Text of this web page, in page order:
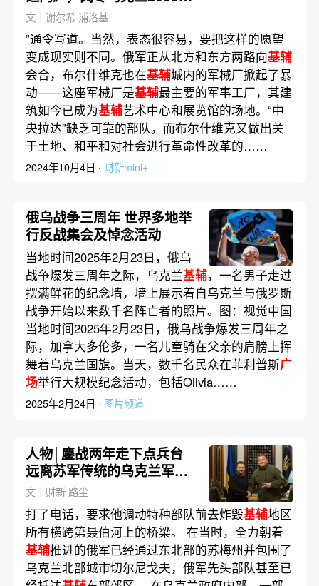
史①
文｜谢尔希·浦洛基
”通令写道。当然，表态很容易，要把这样的愿望
变成现实则不同。俄军正从北方和东方两路向基辅
会合，布尔什维克也在基辅城内的军械厂掀起了暴
动——这座军械厂是基辅最主要的军事工厂，其建
筑如今已成为基辅艺术中心和展览馆的场地。“中
央拉达”缺乏可靠的部队，而布尔什维克又做出关
于土地、和平和对社会进行革命性改革的……
2024年10月4日 · 财新mini+
俄乌战争三周年 世界多地举
行反战集会及悼念活动
当地时间2025年2月23日，俄乌
战争爆发三周年之际，乌克兰基辅，一名男子走过
摆满鲜花的纪念墙，墙上展示着自乌克兰与俄罗斯
战争开始以来数千名阵亡者的照片。图：视觉中国
当地时间2025年2月23日，俄乌战争爆发三周年之
际，加拿大多伦多，一名儿童骑在父亲的肩膀上挥
舞着乌克兰国旗。当天，数千名民众在菲利普斯广
场举行大规模纪念活动，包括Olivia……
2025年2月24日 · 图片频道
人物│鏖战两年走下点兵台
远离苏军传统的乌克兰军总
司令下一步怎么走
文｜财新 路尘
打了电话，要求他调动特种部队前去炸毁基辅地区
所有横跨第聂伯河上的桥梁。 在当时，全力朝着
基辅推进的俄军已经通过东北部的苏梅州并包围了
乌克兰北部城市切尔尼戈夫，俄军先头部队甚至已